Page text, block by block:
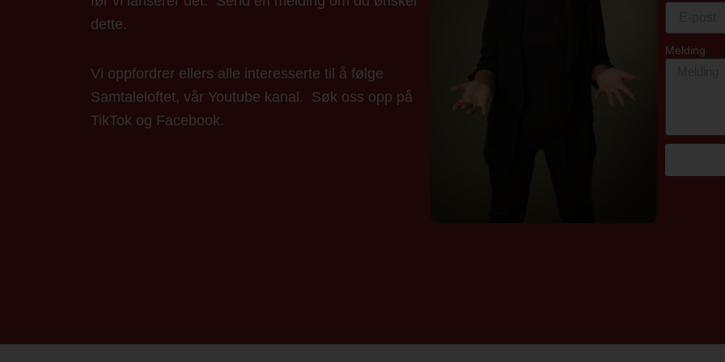
dette.
Vi oppfordrer ellers alle interesserte til å følge
Samtaleloftet, vår Youtube kanal. Søk oss opp på
TikTok og Facebook.
Melding